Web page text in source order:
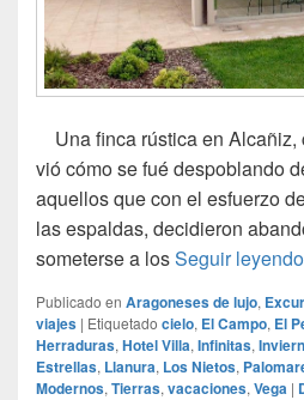
Una finca rústica en Alcañiz,
vió cómo se fué despoblando
aquellos que con el esfuerzo
las espaldas, decidieron
someterse a losSeguir leyendo
Publicado en Aragoneses de lujo,
viajes | Etiquetado cielo, El Campo, El
Herraduras, Hotel Villa, Infinitas,
Estrellas, Llanura, Los Nietos,
Modernos, Tierras, vacaciones, Vega |